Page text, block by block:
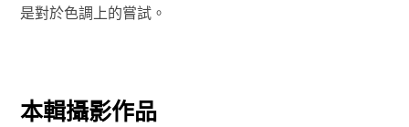
是對於色調上的嘗試。
本輯攝影作品